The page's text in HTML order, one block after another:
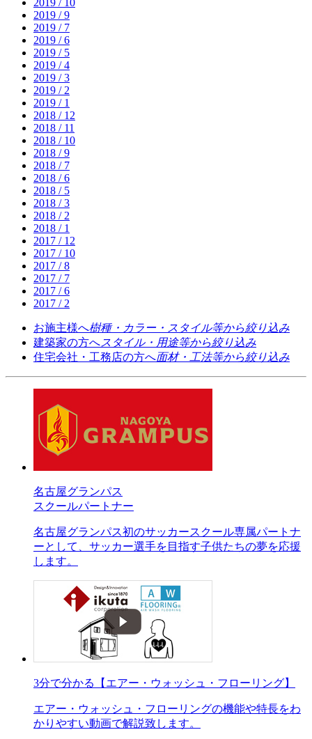
2019 / 9
2019 / 7
2019 / 6
2019 / 5
2019 / 4
2019 / 3
2019 / 2
2019 / 1
2018 / 12
2018 / 11
2018 / 10
2018 / 9
2018 / 7
2018 / 6
2018 / 5
2018 / 3
2018 / 2
2018 / 1
2017 / 12
2017 / 10
2017 / 8
2017 / 7
2017 / 6
2017 / 2
お施主様へ樹種・カラー・スタイル等から絞り込み
建築家の方へ スタイル・用途等から絞り込み
住宅会社・工務店の方へ面材・工法等から絞り込み
名古屋グランパス
スクールパートナー
名古屋グランパス初のサッカースクール専属パートナ
ーとして、サッカー選手を目指す子供たちの夢を応援
します。
3分で分かる【エアー・ウォッシュ・フローリング】
エアー・ウォッシュ・フローリングの機能や特長をわ
かりやすい動画で解説致します。